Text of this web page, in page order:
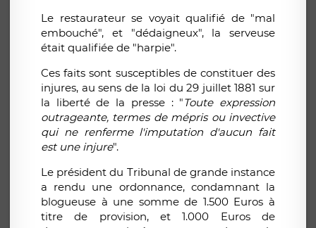
Le restaurateur se voyait qualifié de "mal
embouché", et "dédaigneux", la serveuse
était qualifiée de "harpie".
Ces faits sont susceptibles de constituer des
injures, au sens de la loi du 29 juillet 1881 sur
la liberté de la presse : "Toute expression
outrageante, termes de mépris ou invective
qui ne renferme l'imputation d'aucun fait
est une injure".
Le président du Tribunal de grande instance
a rendu une ordonnance, condamnant la
blogueuse à une somme de 1.500 Euros à
titre de provision, et 1.000 Euros de